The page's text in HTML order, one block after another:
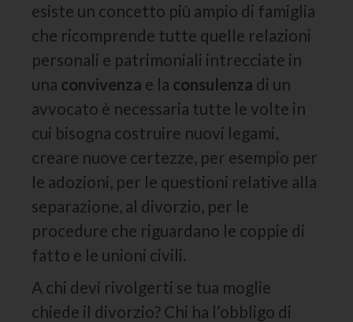
esiste un concetto più ampio di famiglia
che ricomprende tutte quelle relazioni
personali e patrimoniali intrecciate in
una convivenza e la consulenza di un
avvocato è necessaria tutte le volte in
cui bisogna costruire nuovi legami,
creare nuove certezze, per esempio per
le adozioni, per le questioni relative alla
separazione, al divorzio, per le
procedure che riguardano le coppie di
fatto e le unioni civili.
A chi devi rivolgerti se tua moglie
chiede il divorzio? Chi ha l’obbligo di